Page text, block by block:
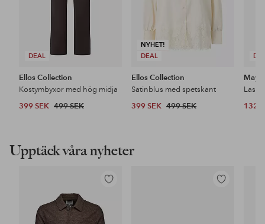
DEAL
Ellos Collection
Kostymbyxor med hög midja
399 SEK 499 SEK
NYHET!
DEAL
Ellos Collection
Satinblus med spetskant
399 SEK 499 SEK 132
Upptäck våra nyheter
Lägg
i
favoriter
Lägg